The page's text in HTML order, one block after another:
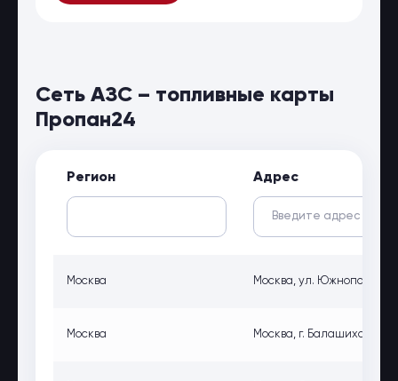
Сеть АЗС – топливные карты
Пропан24
Регион Адрес
Москва Москва, ул.
Москва Москва, г. Балашиха, мкр